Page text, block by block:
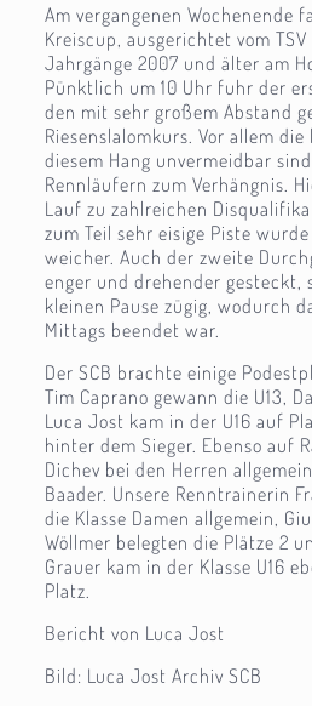
Am vergangenen Wochenende
Kreiscup, ausgerichtet vom
Jahrgänge 2007 und älter am
Pünktlich um 10 Uhr fuhr der
den mit sehr großem Abstand
Riesenslalomkurs. Vor allem die
diesem Hang unvermeidbar
Rennläufern zum Verhängnis.
Lauf zu zahlreichen
zum Teil sehr eisige Piste
weicher. Auch der zweite
enger und drehender gesteckt,
kleinen Pause zügig, wodurch
Mittags beendet war.
Der SCB brachte einige
Tim Caprano gewann die U13,
Luca Jost kam in der U16 auf
hinter dem Sieger. Ebenso auf
Dichev bei den Herren
Baader. Unsere Renntrainerin
die Klasse Damen allgemein,
Wöllmer belegten die Plätze 2
Grauer kam in der Klasse U16
Platz.
Bericht von Luca Jost
Bild: Luca Jost Archiv SCB